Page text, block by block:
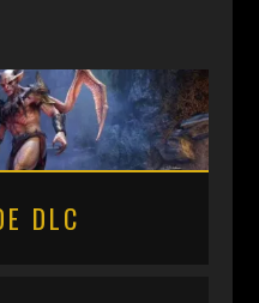
DLC